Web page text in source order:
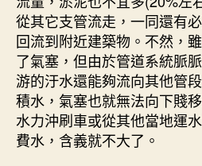
從其它支管流走，一同還有
回流到附近建築物。不然，
了氣塞，但由於管道系統脈
游的汙水還能夠流向其他管
積水，氣塞也就無法向下賤
水力沖刷車或從其他當地運
費水，含義就不大了。